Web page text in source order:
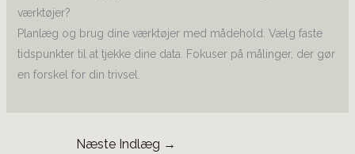
værktøjer?
Planlæg og brug dine værktøjer med mådehold. Vælg faste
tidspunkter til at tjekke dine data. Fokuser på målinger, der gør
en forskel for din trivsel.
Næste Indlæg →